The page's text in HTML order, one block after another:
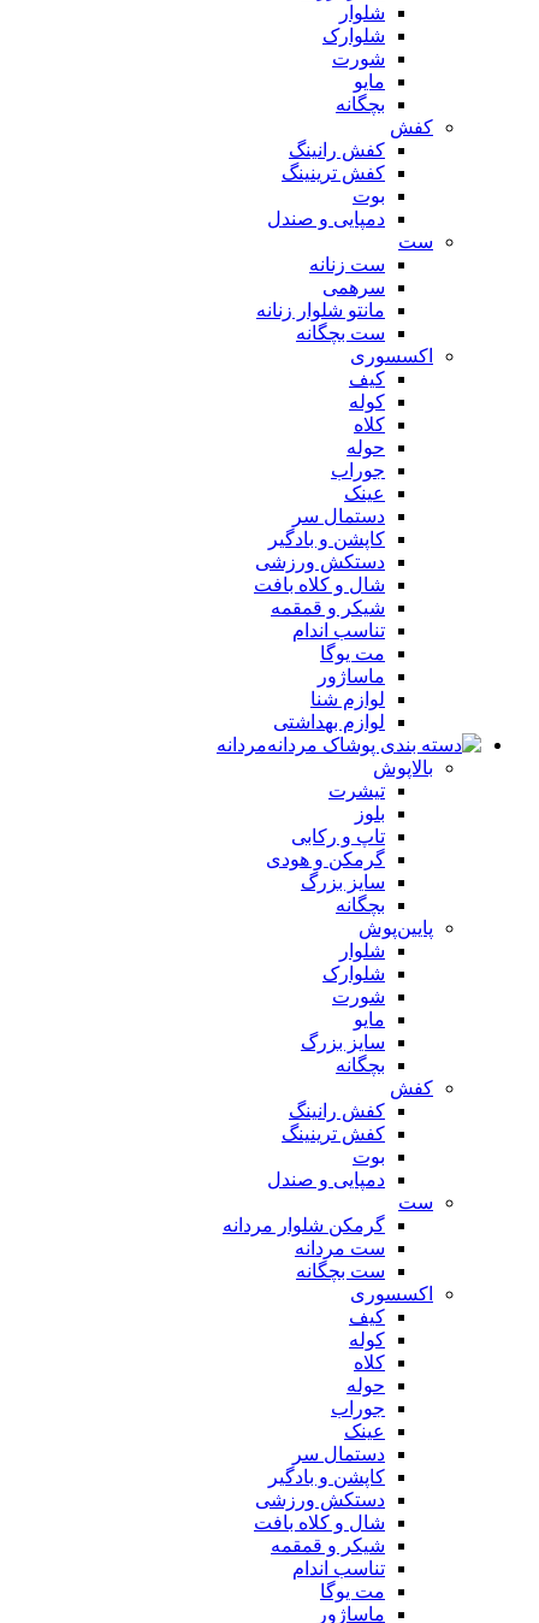
شلوار
شلوارک
شورت
مایو
بچگانه
کفش
کفش رانینگ
کفش ترینینگ
بوت
دمپایی و صندل
ست
ست زنانه
سرهمی
مانتو شلوار زنانه
ست بچگانه
اکسسوری
کیف
کوله
کلاه
حوله
جوراب
عینک
دستمال سر
کاپشن و بادگیر
دستکش ورزشی
شال و کلاه بافت
شیکر و قمقمه
تناسب اندام
مت یوگا
ماساژور
لوازم شنا
لوازم بهداشتی
مردانه
بالاپوش
تیشرت
بلوز
تاپ و رکابی
گرمکن و هودی
سایز بزرگ
بچگانه
پایین‌پوش
شلوار
شلوارک
شورت
مایو
سایز بزرگ
بچگانه
کفش
کفش رانینگ
کفش ترینینگ
بوت
دمپایی و صندل
ست
گرمکن شلوار مردانه
ست مردانه
ست بچگانه
اکسسوری
کیف
کوله
کلاه
حوله
جوراب
عینک
دستمال سر
کاپشن و بادگیر
دستکش ورزشی
شال و کلاه بافت
شیکر و قمقمه
تناسب اندام
مت یوگا
ماساژور